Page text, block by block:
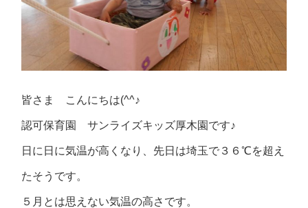
皆さま こんにちは(^^♪
認可保育園 サンライズキッズ厚木園です♪
日に日に気温が高くなり、先日は埼玉で３６℃を超え
たそうです。
５月とは思えない気温の高さです。